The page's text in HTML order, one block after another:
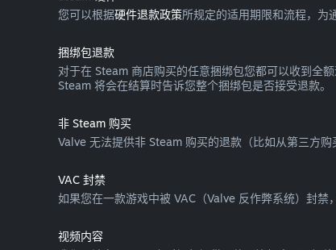
您可以根据硬件退款政策所规定的适用期限和流程，为
捆绑包退款
对于在 Steam 商店购买的任意捆绑包您都可以收到全
Steam 将会在结算时告诉您整个捆绑包是否接受退款。
非 Steam 购买
Valve 无法提供非 Steam 购买的退款（比如从第三方购
VAC 封禁
如果您在一款游戏中被 VAC（Valve 反作弊系统）封禁
视频内容